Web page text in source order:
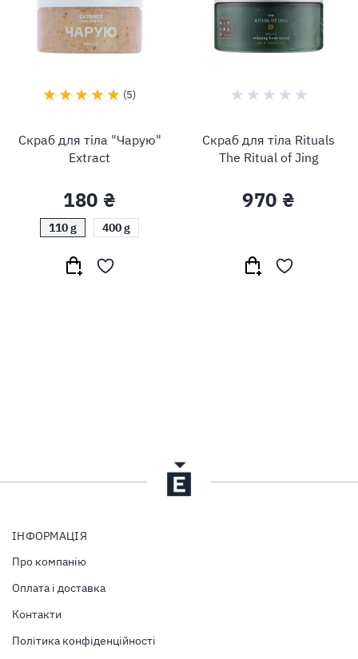
5
Скраб для тіла "Чарую"
Extract
180 ₴
110 g 400 g
Скраб для тіла Rituals
The Ritual of Jing
970 ₴
ІНФОРМАЦІЯ
Про компанію
Оплата і доставка
Контакти
Політика конфіденційності